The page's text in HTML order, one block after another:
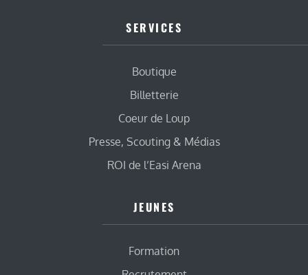
SERVICES
Boutique
Billetterie
Coeur de Loup
Presse, Scouting & Médias
ROI de l’Easi Arena
JEUNES
Formation